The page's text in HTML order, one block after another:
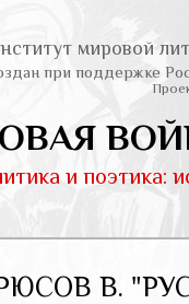
мировой
при поддержке
и поэтика:
В.